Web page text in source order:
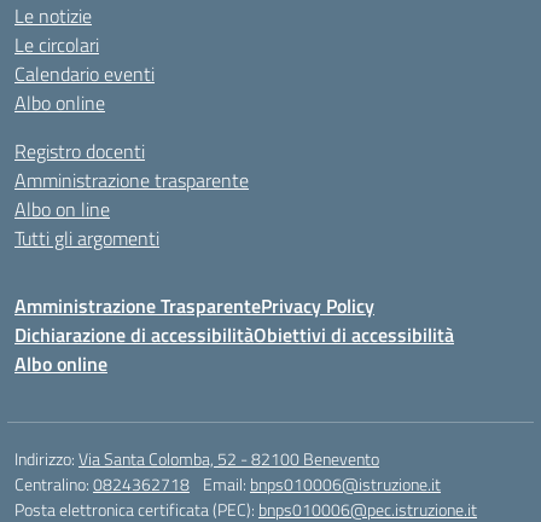
Le notizie
Le circolari
Calendario eventi
Albo online
Registro docenti
Amministrazione trasparente
Albo on line
Tutti gli argomenti
Amministrazione TrasparentePrivacy Policy
Dichiarazione di accessibilitàObiettivi di accessibilità
Albo online
Indirizzo:Via Santa Colomba, 52 - 82100 Benevento
Centralino:0824362718 Email: bnps010006@istruzione.it
Posta elettronica certificata (PEC): bnps010006@pec.istruzione.it